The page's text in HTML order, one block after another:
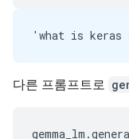
다른 프롬프트로
gemma_lm .